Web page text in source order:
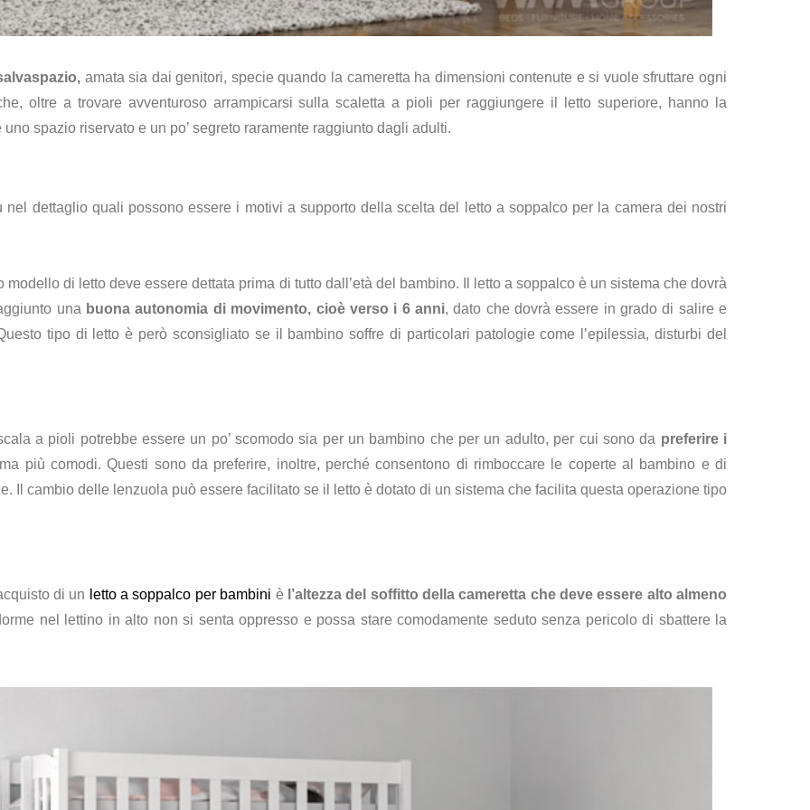
amata sia dai genitori, specie quando la cameretta ha dimensioni contenute e si vuole sfruttare ogni
oltre a trovare avventuroso arrampicarsi sulla scaletta a pioli per raggiungere il letto superiore, hanno la
spazio riservato e un po’ segreto raramente raggiunto dagli adulti.
nel dettaglio quali possono essere i motivi a supporto della scelta del letto a soppalco per la camera dei nostri
di letto deve essere dettata prima di tutto dall’età del bambino. Il letto a soppalco è un sistema che dovrà
una buona autonomia di movimento, cioè verso i 6 anni, dato che dovrà essere in grado di salire e
tipo di letto è però sconsigliato se il bambino soffre di particolari patologie come l’epilessia, disturbi del
a pioli potrebbe essere un po’ scomodo sia per un bambino che per un adulto, per cui sono da preferire i
più comodi. Questi sono da preferire, inoltre, perché consentono di rimboccare le coperte al bambino e di
Il cambio delle lenzuola può essere facilitato se il letto è dotato di un sistema che facilita questa operazione tipo
di un letto a soppalco per bambini è l’altezza del soffitto della cameretta che deve essere alto almeno
nel lettino in alto non si senta oppresso e possa stare comodamente seduto senza pericolo di sbattere la